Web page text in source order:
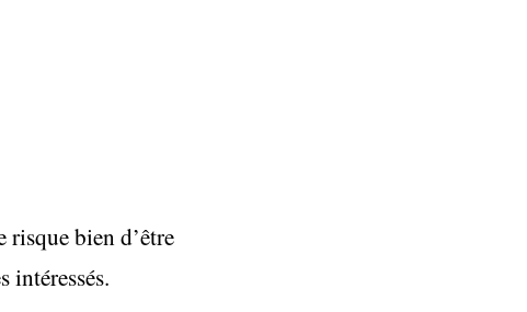
risque bien d’être
intéressés.